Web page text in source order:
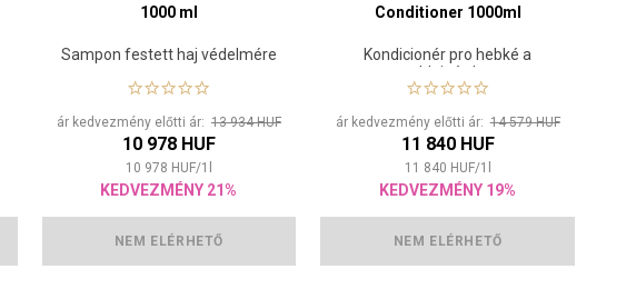
1000 ml
Sampon festett haj védelmére
ár kedvezmény előtti ár: 13 934 HUF
10 978 HUF
10 978 HUF/1
KEDVEZMÉNY 21%
NEM ELÉRHETŐ
Conditioner 1000ml
Kondicionér pro hebké a
poddajné vlasy
ár kedvezmény előtti ár:14 579 HUF
11 840 HUF
11 840 HUF/1
KEDVEZMÉNY 19%
NEM ELÉRHETŐ